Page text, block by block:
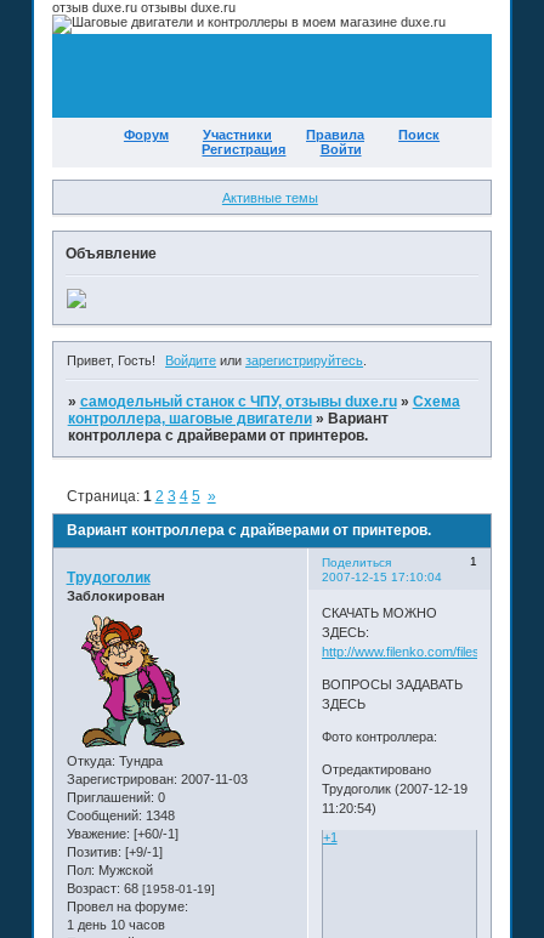
отзыв duxe.ru отзывы duxe.ru
Форум Участники Правила
Поиск
Регистрация
Войти
Активные темы
Объявление
Привет, Гость! Войдите илизарегистрируйтесь
» самодельный станок с ЧПУ, отзывы duxe.ru » Схема
контроллера, шаговые двигатели » Вариант
контроллера с драйверами от принтеров.
Вариант контроллера с драйверами от принтеров.
Страница: 1 2 3 4 5 »
Поделиться
1
2007-12-15 17:10:04
Трудоголик
Заблокирован
Откуда: Тундра
Зарегистрирован: 2007-11-03
Приглашений: 0
Сообщений: 1348
Уважение: [+60/-1]
Позитив: [+9/-1]
Пол: Мужской
Возраст: 68 [1958-01-19]
Провел на форуме:
1 день 10 часов
СКАЧАТЬ МОЖНО
ЗДЕСЬ:
http://www.filenko.com/files/
ВОПРОСЫ ЗАДАВАТЬ
ЗДЕСЬ
Фото контроллера:
Отредактировано
Трудоголик (2007-12-19
11:20:54)
+1